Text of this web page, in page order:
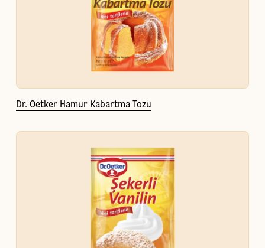
Dr. Oetker Hamur Kabartma Tozu